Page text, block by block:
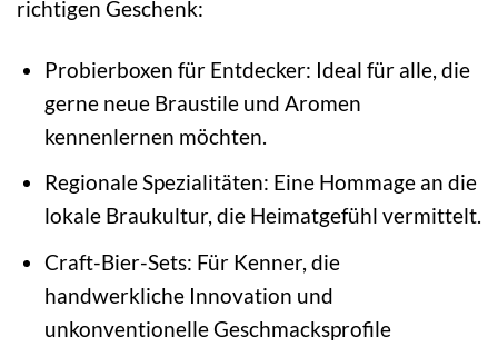
richtigen Geschenk:
Probierboxen für Entdecker: Ideal für alle, die
gerne neue Braustile und Aromen
kennenlernen möchten.
Regionale Spezialitäten: Eine Hommage an die
lokale Braukultur, die Heimatgefühl vermittelt.
Craft-Bier-Sets: Für Kenner, die
handwerkliche Innovation und
unkonventionelle Geschmacksprofile